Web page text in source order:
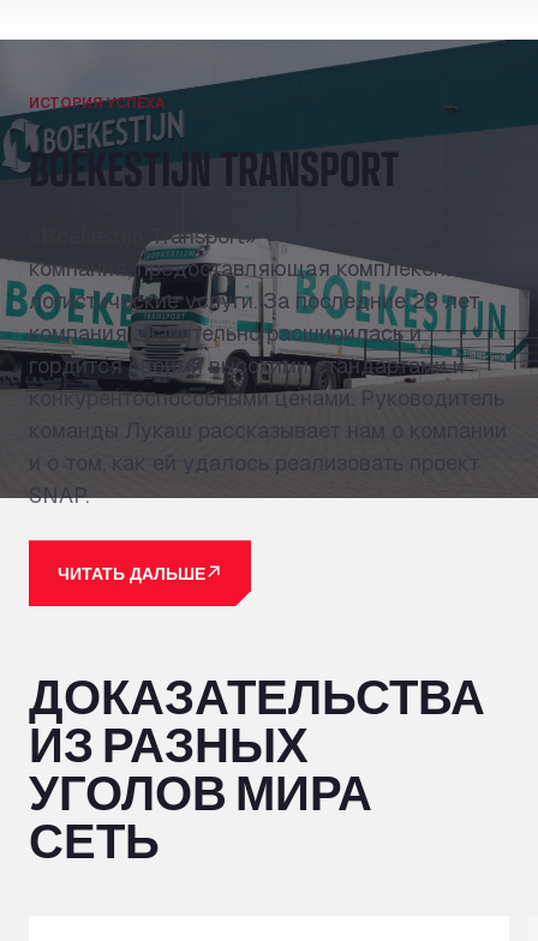
ИСТОРИЯ УСПЕХА
BOEKESTIJN TRANSPORT
«Boekestijn Transport» — это семейная
компания, предоставляющая комплексные
логистические услуги. За последние 29 лет
компания значительно расширилась и
гордится своими высокими стандартами и
конкурентоспособными ценами. Руководитель
команды Лукаш рассказывает нам о компании
и о том, как ей удалось реализовать проект
SNAP.
ЧИТАТЬ ДАЛЬШЕ
ДОКАЗАТЕЛЬСТВА
ИЗ РАЗНЫХ
УГОЛОВ МИРА
СЕТЬ